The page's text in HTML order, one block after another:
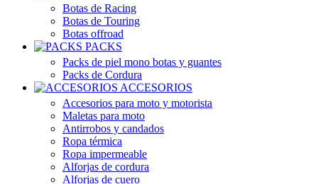
Botas de Racing
Botas de Touring
Botas offroad
PACKS
Packs de piel mono botas y guantes
Packs de Cordura
ACCESORIOS
Accesorios para moto y motorista
Maletas para moto
Antirrobos y candados
Ropa térmica
Ropa impermeable
Alforjas de cordura
Alforjas de cuero